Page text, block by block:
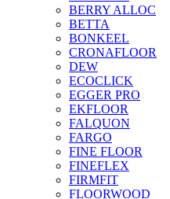
BERRY ALLOC
BETTA
BONKEEL
CRONAFLOOR
DEW
ECOCLICK
EGGER PRO
EKFLOOR
FALQUON
FARGO
FINE FLOOR
FINEFLEX
FIRMFIT
FLOORWOOD